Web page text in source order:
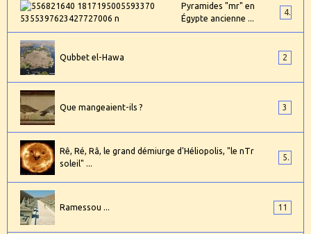
Pyramides "mr" en
Égypte ancienne ...
4
Qubbet el-Hawa 2
Que mangeaient-ils ? 3
Rê, Ré, Râ, le grand démiurge d'Héliopolis, "le nTr
soleil" ...
5
Ramessou ... 11